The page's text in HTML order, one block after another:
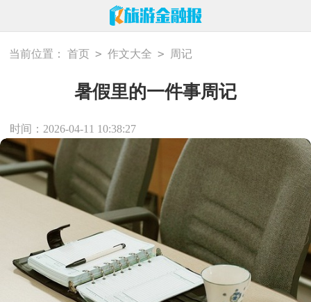
当前位置： 首页 > 作文大全 > 周记
暑假里的一件事周记
时间：2026-04-11 10:38:27